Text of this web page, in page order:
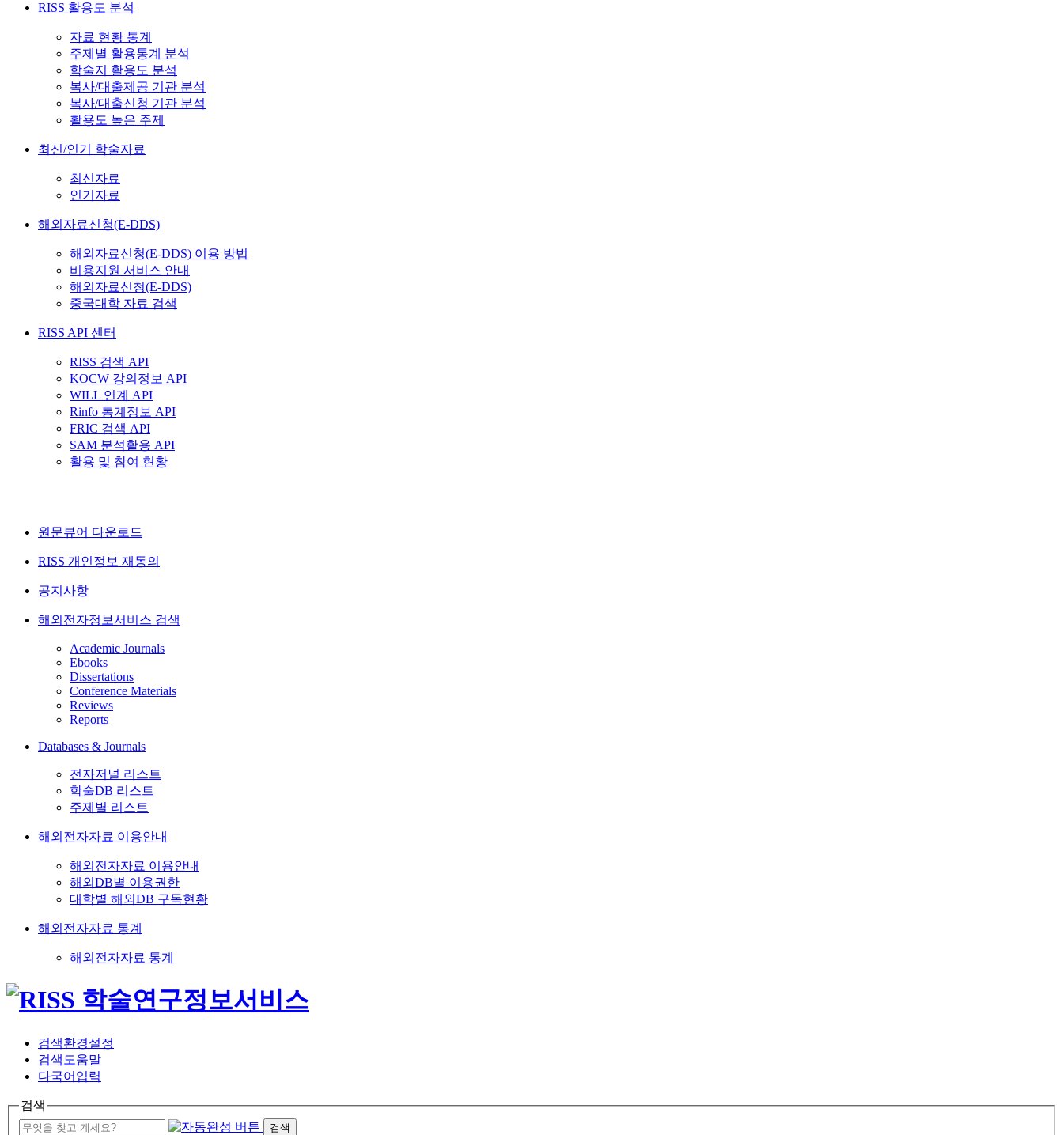
RISS 활용도 분석
자료 현황 통계
주제별 활용통계 분석
학술지 활용도 분석
복사/대출제공 기관 분석
복사/대출신청 기관 분석
활용도 높은 주제
최신/인기 학술자료
최신자료
인기자료
해외자료신청(E-DDS)
해외자료신청(E-DDS) 이용 방법
비용지원 서비스 안내
해외자료신청(E-DDS)
중국대학 자료 검색
RISS API 센터
RISS 검색 API
KOCW 강의정보 API
WILL 연계 API
Rinfo 통계정보 API
FRIC 검색 API
SAM 분석활용 API
활용 및 참여 현황
원문뷰어 다운로드
RISS 개인정보 재동의
공지사항
해외전자정보서비스 검색
Academic Journals
Ebooks
Dissertations
Conference Materials
Reviews
Reports
Databases & Journals
전자저널 리스트
학술DB 리스트
주제별 리스트
해외전자자료 이용안내
해외전자자료 이용안내
해외DB별 이용권한
대학별 해외DB 구독현황
해외전자자료 통계
해외전자자료 통계
검색환경설정
검색도움말
다국어입력
검색
검색